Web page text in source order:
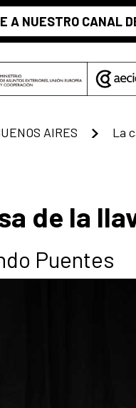
A NUESTRO CANAL
AIRES La
de la
Puentes